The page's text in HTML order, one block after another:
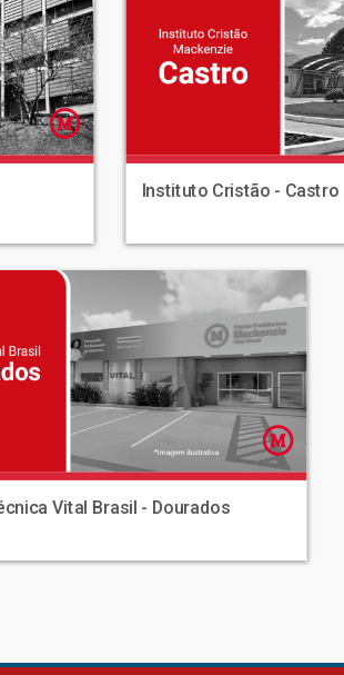
Instituto Cristão - Castro
Vital Brasil - Dourados